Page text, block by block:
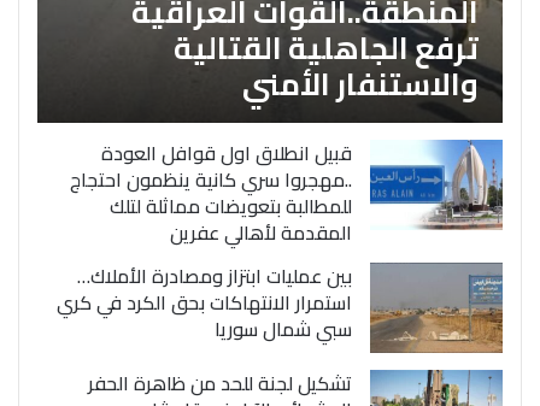
ترفع الجاهلية القتالية
والاستنفار الأمني
قبيل انطلاق اول قوافل العودة
..مهجروا سري كانية ينظمون احتجاج
للمطالبة بتعويضات مماثلة لتلك
المقدمة لأهالي عفرين
بين عمليات ابتزاز ومصادرة الأملاك…
استمرار الانتهاكات بحق الكرد في كري
سبي شمال سوريا
تشكيل لجنة للحد من ظاهرة الحفر